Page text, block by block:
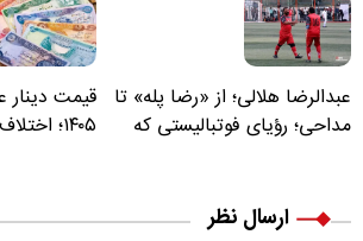
عبدالرضا هلالی؛ از «رضا پله» تا
مداحی؛ رؤیای فوتبالیستی که
ارسال نظر